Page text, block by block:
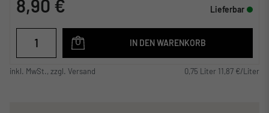
8,90 € Lieferbar
IN DEN WARENKORB
inkl. MwSt., zzgl. Versand 0,75 Liter 11,87 €/Liter